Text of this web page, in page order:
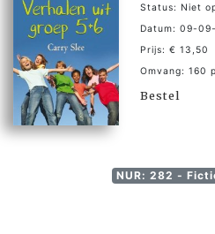
Status: Niet
Datum: 09-
Prijs: € 13,50
Omvang: 160
Bestel
NUR: 282 -